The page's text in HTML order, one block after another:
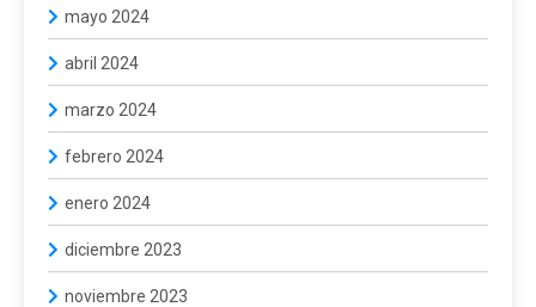
mayo 2024
abril 2024
marzo 2024
febrero 2024
enero 2024
diciembre 2023
noviembre 2023